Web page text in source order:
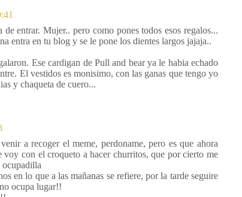
entrar. Mujer.. pero como pones todos esos regalos...
entra en tu blog y se le pone los dientes largos jajaja..
Ese cardigan de Pull and bear ya le habia echado
El vestidos es monisimo, con las ganas que tengo yo
y chaqueta de cuero...
a recoger el meme, perdoname, pero es que ahora
voy con el croqueto a hacer churritos, que por cierto me
ocupadilla
en lo que a las mañanas se refiere, por la tarde seguire
ocupa lugar!!